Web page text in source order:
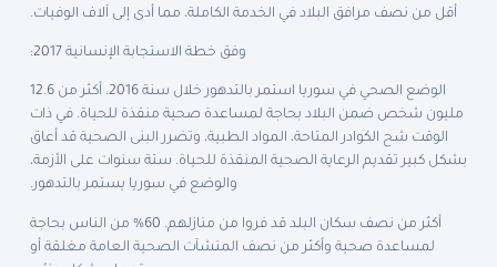
أقل من نصف مرافق البلاد في الخدمة الكاملة، مما أدى إلى آلاف الوفيات.
وفق خطة الاستجابة الإنسانية 2017:
الوضع الصحي في سوريا استمر بالتدهور خلال سنة 2016. أكثر من 12.6
مليون شخص ضمن البلاد بحاجة لمساعدة صحية منقذة للحياة. في ذات
الوقت شح الكوادر المتاحة، المواد الطبية، وتضرر البنى الصحية قد أعاق
بشكل كبير تقديم الرعاية الصحية المنقذة للحياة. ستة سنوات على الأزمة،
والوضع في سوريا يستمر بالتدهور.
أكثر من نصف سكان البلد قد فروا من منازلهم. 60% من الناس بحاجة
لمساعدة صحية وأكثر من نصف المنشآت الصحية العامة مغلقة أو